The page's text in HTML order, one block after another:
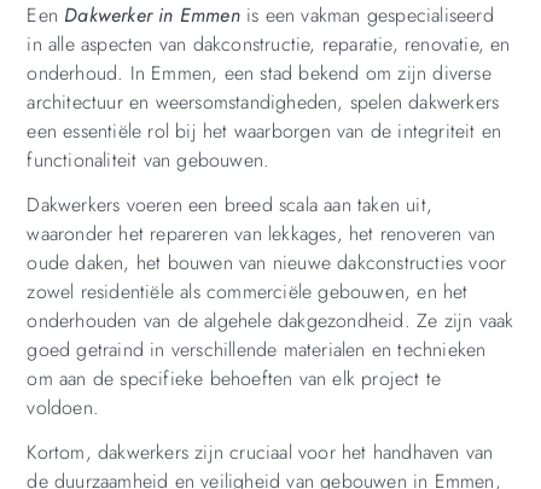
Een Dakwerker in Emmenis een vakman gespecialiseerd
in alle aspecten van dakconstructie, reparatie, renovatie, en
onderhoud. In Emmen, een stad bekend om zijn diverse
architectuur en weersomstandigheden, spelen dakwerkers
een essentiële rol bij het waarborgen van de integriteit en
functionaliteit van gebouwen.
Dakwerkers voeren een breed scala aan taken uit,
waaronder het repareren van lekkages, het renoveren van
oude daken, het bouwen van nieuwe dakconstructies voor
zowel residentiële als commerciële gebouwen, en het
onderhouden van de algehele dakgezondheid. Ze zijn vaak
goed getraind in verschillende materialen en technieken
om aan de specifieke behoeften van elk project te
voldoen.
Kortom, dakwerkers zijn cruciaal voor het handhaven van
de duurzaamheid en veiligheid van gebouwen in Emmen,